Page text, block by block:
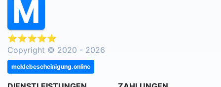
⭐⭐⭐⭐⭐
Copyright © 2020 - 2026
meldebescheinigung.online